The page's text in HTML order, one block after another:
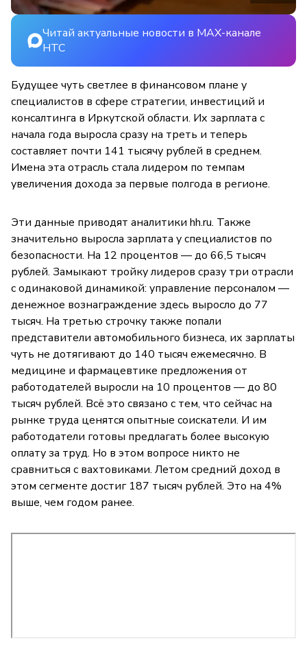
Читай актуальные новости в MAX-канале
НТС
Будущее чуть светлее в финансовом плане у
специалистов в сфере стратегии, инвестиций и
консалтинга в Иркутской области. Их зарплата с
начала года выросла сразу на треть и теперь
составляет почти 141 тысячу рублей в среднем.
Имена эта отрасль стала лидером по темпам
увеличения дохода за первые полгода в регионе.
Эти данные приводят аналитики hh.ru. Также
значительно выросла зарплата у специалистов по
безопасности. На 12 процентов — до 66,5 тысяч
рублей. Замыкают тройку лидеров сразу три отрасли
с одинаковой динамикой: управление персоналом —
денежное вознаграждение здесь выросло до 77
тысяч. На третью строчку также попали
представители автомобильного бизнеса, их зарплаты
чуть не дотягивают до 140 тысяч ежемесячно. В
медицине и фармацевтике предложения от
работодателей выросли на 10 процентов — до 80
тысяч рублей. Всё это связано с тем, что сейчас на
рынке труда ценятся опытные соискатели. И им
работодатели готовы предлагать более высокую
оплату за труд. Но в этом вопросе никто не
сравниться с вахтовиками. Летом средний доход в
этом сегменте достиг 187 тысяч рублей. Это на 4%
выше, чем годом ранее.